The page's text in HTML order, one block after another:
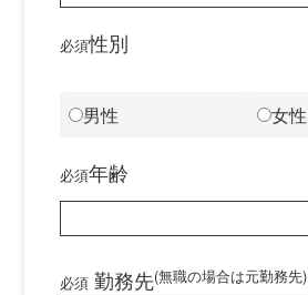
必須性別
男性 女性
必須年齢
必須 勤務先(無職の場合は元勤務先)